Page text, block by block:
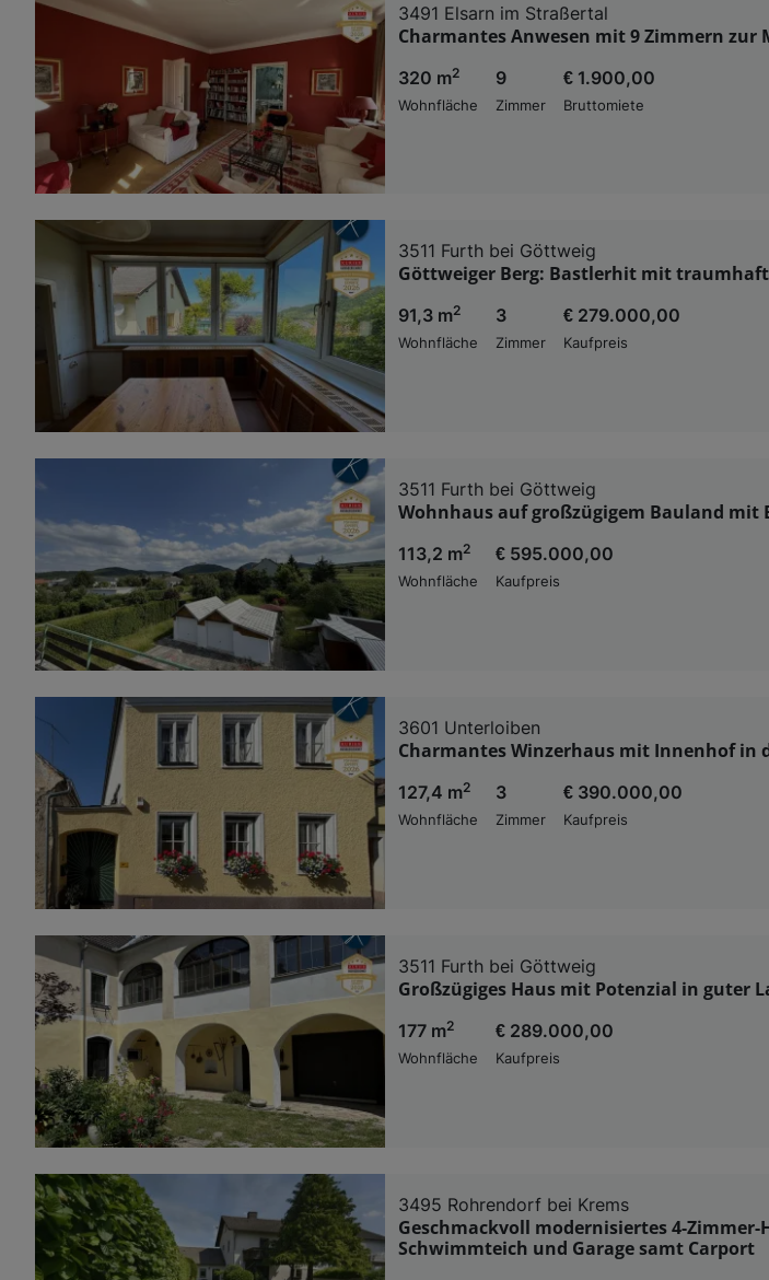
3491 Elsarn im Straßertal
Charmantes Anwesen mit 9 Zimmern zur
320 m2
Wohnfläche
9
Zimmer
€ 1.900,00
Bruttomiete
3511 Furth bei Göttweig
Göttweiger Berg: Bastlerhit mit
91,3 m2
Wohnfläche
3
Zimmer
€ 279.000,00
Kaufpreis
3511 Furth bei Göttweig
Wohnhaus auf großzügigem Bauland mit
113,2 m2
Wohnfläche
€ 595.000,00
Kaufpreis
3601 Unterloiben
Charmantes Winzerhaus mit Innenhof in
127,4 m2
Wohnfläche
3
Zimmer
€ 390.000,00
Kaufpreis
3511 Furth bei Göttweig
Großzügiges Haus mit Potenzial in guter
177 m2
Wohnfläche
€ 289.000,00
Kaufpreis
3495 Rohrendorf bei Krems
Geschmackvoll modernisiertes 4-
Schwimmteich und Garage samt Carport